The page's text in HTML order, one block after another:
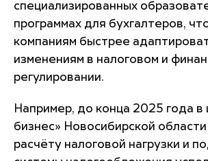
специализированных
программах для бухгалтеров,
компаниям быстрее
изменениям в налоговом и
регулировании.
Например, до конца 2025 года в
бизнес» Новосибирской области
расчёту налоговой нагрузки и